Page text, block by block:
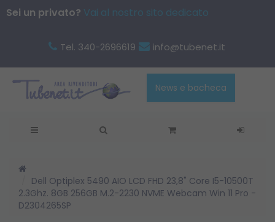
Sei un privato? Vai al nostro sito dedicato
Tel. 340-2696619 info@tubenet.it
News e bacheca
Dell Optiplex 5490 AIO LCD FHD 23,8" Core I5-10500T
2.3Ghz. 8GB 256GB M.2-2230 NVME Webcam Win 11 Pro -
D2304265SP